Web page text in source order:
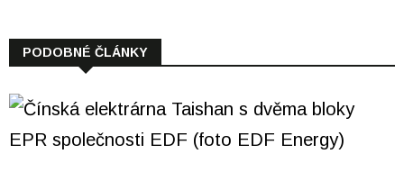
PODOBNÉ ČLÁNKY